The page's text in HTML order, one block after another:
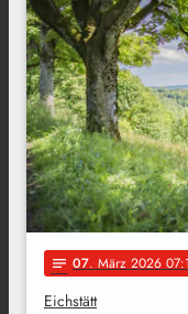
notes 07. März 2026
Eichstätt